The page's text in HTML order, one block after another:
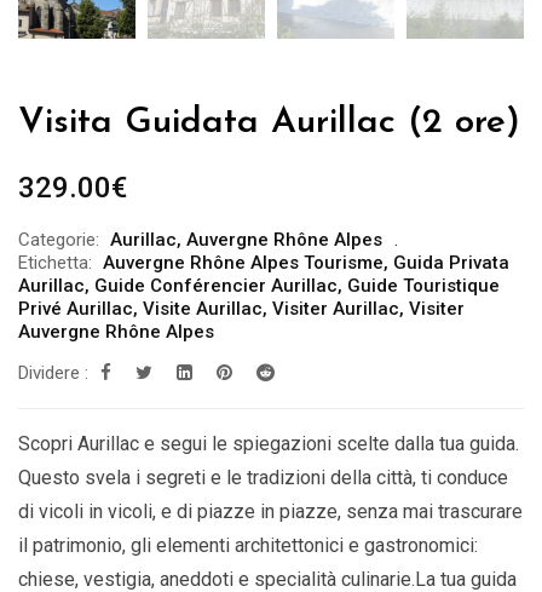
Visita Guidata Aurillac (2 ore)
329.00€
Categorie: Aurillac, Auvergne Rhône Alpes
Etichetta: Auvergne Rhône Alpes Tourisme, Guida Privata
Aurillac, Guide Conférencier Aurillac, Guide Touristique
Privé Aurillac, Visite Aurillac, Visiter Aurillac, Visiter
Auvergne Rhône Alpes
Dividere :
Scopri Aurillac e segui le spiegazioni scelte dalla tua guida.
Questo svela i segreti e le tradizioni della città, ti conduce
di vicoli in vicoli, e di piazze in piazze, senza mai trascurare
il patrimonio, gli elementi architettonici e gastronomici:
chiese, vestigia, aneddoti e specialità culinarie.La tua guida